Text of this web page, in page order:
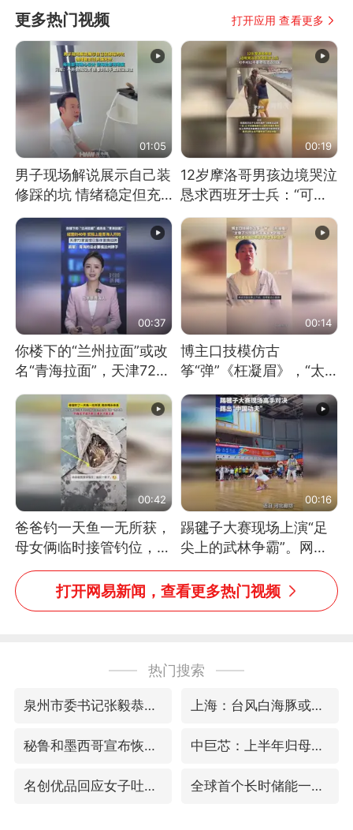
更多热门视频 打开应用 查看更多
01:05
男子现场解说展示自己装
修踩的坑 情绪稳定但充
满无奈 每处都有精心设
计 但每处都有瑕疵 网
友：一开始我没笑 但看
到洗手盆我没绷住
00:19
12岁摩洛哥男孩边境哭泣
恳求西班牙士兵：“可不
可以不要把我遣返回国”
00:37
你楼下的“兰州拉面”或改
名“青海拉面”，天津72家
面馆已集体更换招牌
00:14
博主口技模仿古
筝“弹”《枉凝眉》，“太
像了～你是吃古筝长大的
吗？”“或将成为首位考级
不带古筝的选手。”（来
源：新华每日电讯）
00:42
爸爸钓一天鱼一无所获，
母女俩临时接管钓位，用
玩具鱼竿钓上大鱼
00:16
踢毽子大赛现场上演“足
尖上的武林争霸”。网
友：这哪是踢毽子，分明
是武侠片现场！#睡个好
打开网易新闻，查看更多热门视频
热门搜索
泉州市委书记张毅恭被查 上海：台风白海豚或将带来龙卷风
秘鲁和墨西哥宣布恢复外交关系 中巨芯：上半年归母净利润1405.77万元
名创优品回应女子吐槽内裤质量差 全球首个长时储能一体化产业园量产